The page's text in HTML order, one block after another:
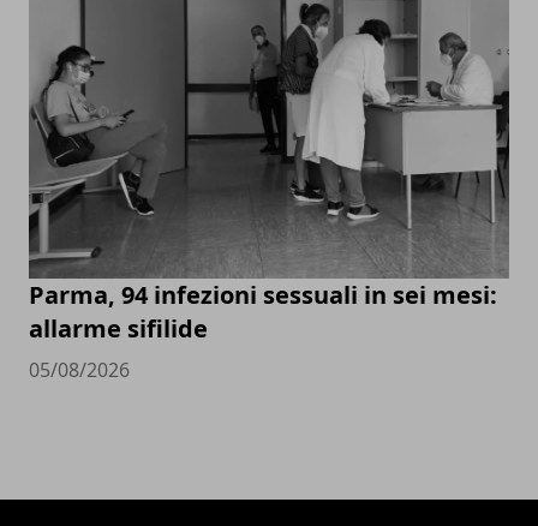
Parma, 94 infezioni sessuali in sei mesi:
allarme sifilide
05/08/2026